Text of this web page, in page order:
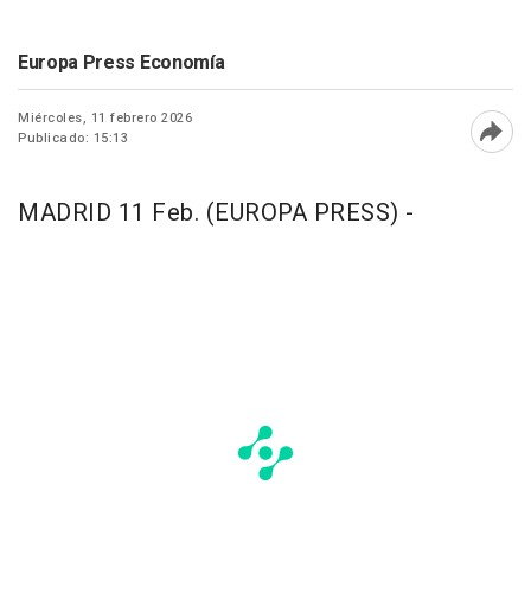
Europa Press Economía
Miércoles, 11 febrero 2026
Publicado: 15:13
MADRID 11 Feb. (EUROPA PRESS) -